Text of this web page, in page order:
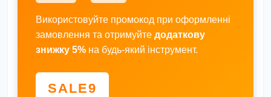
Використовуйте промокод при оформленні
замовлення та отримуйте додаткову
знижку 5% на будь-який інструмент.
SALE9